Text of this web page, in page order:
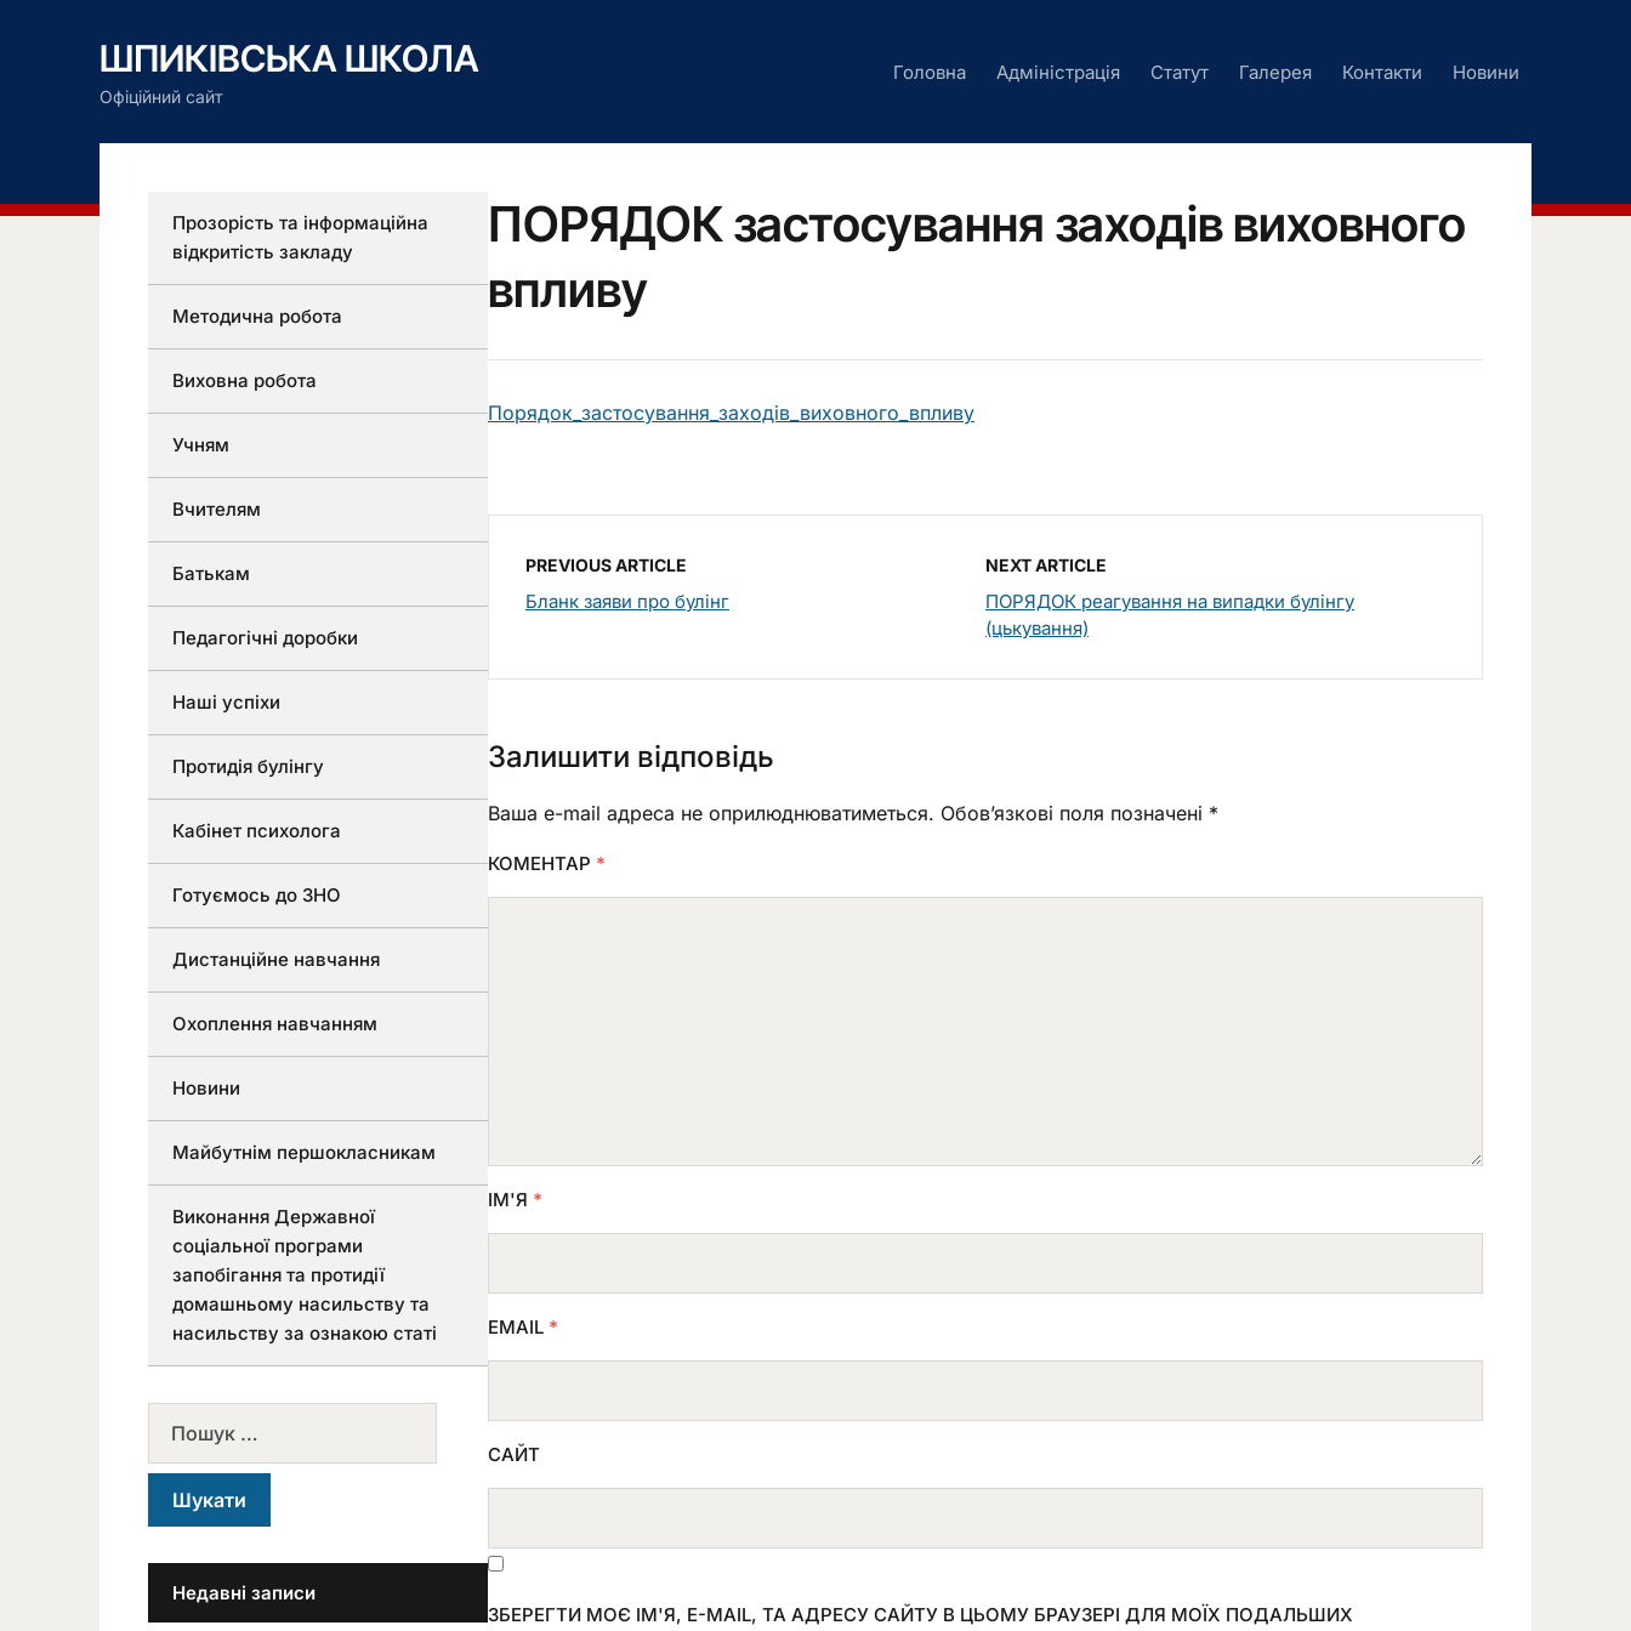
ШПИКІВСЬКА ШКОЛА
Офіційний сайт
Головна Адміністрація Статут Галерея Контакти Новини
ПОРЯДОК застосування заходів виховного
впливу
Порядок_застосування_заходів_виховного_впливу
PREVIOUS ARTICLE
Бланк заяви про булінг
NEXT ARTICLE
ПОРЯДОК реагування на випадки булінгу
(цькування)
Залишити відповідь
Ваша e-mail адреса не оприлюднюватиметься. Обов’язкові поля позначені *
КОМЕНТАР *
ІМ'Я *
EMAIL *
САЙТ
ЗБЕРЕГТИ МОЄ ІМ'Я, E-MAIL, ТА АДРЕСУ САЙТУ В ЦЬОМУ БРАУЗЕРІ ДЛЯ МОЇХ ПОДАЛЬШИХ
Прозорість та інформаційна
відкритість закладу
Методична робота
Виховна робота
Учням
Вчителям
Батькам
Педагогічні доробки
Наші успіхи
Протидія булінгу
Кабінет психолога
Готуємось до ЗНО
Дистанційне навчання
Охоплення навчанням
Новини
Майбутнім першокласникам
Виконання Державної
соціальної програми
запобігання та протидії
домашньому насильству та
насильству за ознакою статі
Недавні записи